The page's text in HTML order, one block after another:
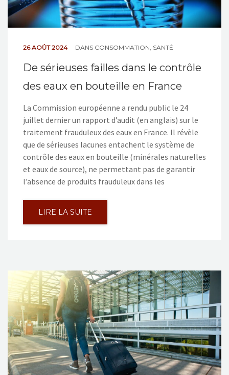
26 AOÛT 2024 DANS CONSOMMATION, SANTÉ
De sérieuses failles dans le contrôle
des eaux en bouteille en France
La Commission européenne a rendu public le 24
juillet dernier un rapport d’audit (en anglais) sur le
traitement frauduleux des eaux en France. Il révèle
que de sérieuses lacunes entachent le système de
contrôle des eaux en bouteille (minérales naturelles
et eaux de source), ne permettant pas de garantir
l’absence de produits frauduleux dans les
LIRE LA SUITE